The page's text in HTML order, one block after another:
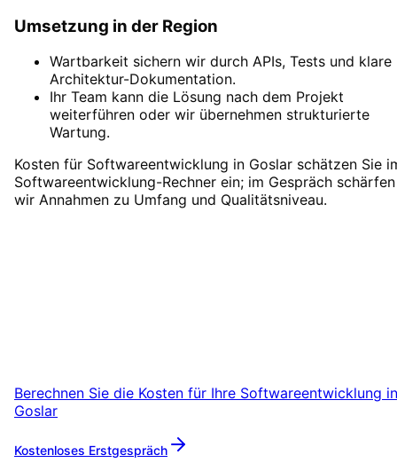
Umsetzung in der Region
Wartbarkeit sichern wir durch APIs, Tests und klare
Architektur-Dokumentation.
Ihr Team kann die Lösung nach dem Projekt
weiterführen oder wir übernehmen strukturierte
Wartung.
Kosten für Softwareentwicklung in Goslar schätzen Sie
Softwareentwicklung-Rechner ein; im Gespräch schärfen
wir Annahmen zu Umfang und Qualitätsniveau.
Berechnen Sie die Kosten für Ihre Softwareentwicklung in
Goslar
Kostenloses Erstgespräch